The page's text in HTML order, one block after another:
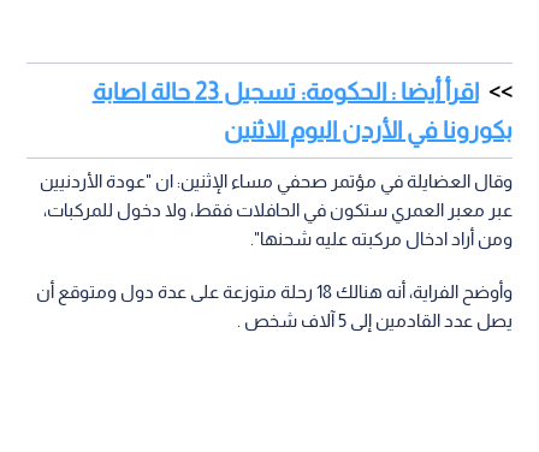
اقرأ أيضا : الحكومة: تسجيل 23 حالة اصابة
بكورونا في الأردن اليوم الاثنين
وقال العضايلة في مؤتمر صحفي مساء الإثنين: ان "عودة الأردنيين
عبر معبر العمري ستكون في الحافلات فقط، ولا دخول للمركبات،
ومن أراد ادخال مركبته عليه شحنها".
وأوضح الفراية، أنه هنالك 18 رحلة متوزعة على عدة دول ومتوقع أن
يصل عدد القادمين إلى 5 آلاف شخص .